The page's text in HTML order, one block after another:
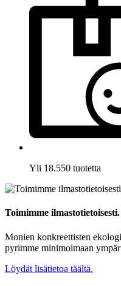
Yli 18.550 tuotetta
Toimimme ilmastotietoisesti.
Monien konkreettisten
pyrimme minimoimaan
Löydät lisätietoa täältä.